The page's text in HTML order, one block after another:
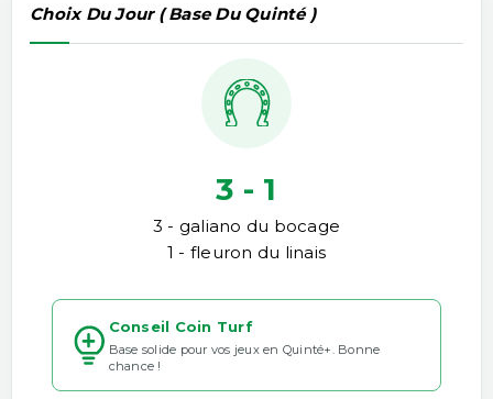
Choix Du Jour ( Base Du Quinté )
3 - 1
3 - galiano du bocage
1 - fleuron du linais
Conseil Coin Turf
Base solide pour vos jeux en Quinté+. Bonne
chance !